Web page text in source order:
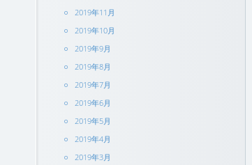
2019年11月
2019年10月
2019年9月
2019年8月
2019年7月
2019年6月
2019年5月
2019年4月
2019年3月